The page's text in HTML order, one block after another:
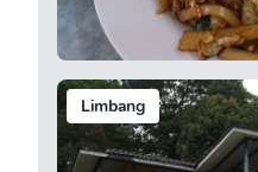
Limbang